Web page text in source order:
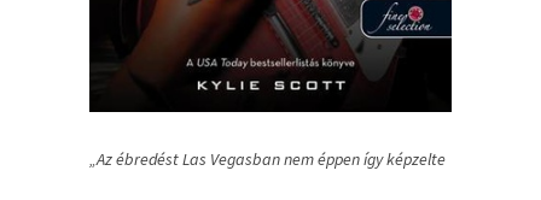
„Az ébredést Las Vegasban nem éppen így képzelte